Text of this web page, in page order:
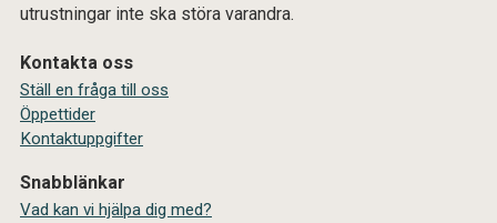
utrustningar inte ska störa varandra.
Kontakta oss
Ställ en fråga till oss
Öppettider
Kontaktuppgifter
Snabblänkar
Vad kan vi hjälpa dig med?